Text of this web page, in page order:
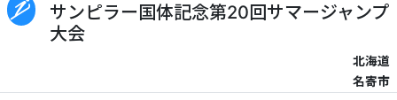
サンピラー国体記念第20回サマージャンプ
大会
北海道
名寄市